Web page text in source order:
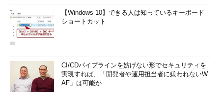
【Windows 10】できる人は知っているキーボード
ショートカット
CI/CDパイプラインを妨げない形でセキュリティを
実現すれば、「開発者や運用担当者に嫌われないW
AF」は可能か